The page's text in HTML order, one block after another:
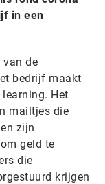
in een
van de
bedrijf maakt
Het
mailtjes die
zijn
geld te
die
krijgen